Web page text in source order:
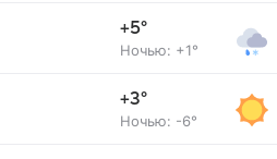
+5°
Ночью: +1°
+3°
Ночью: -6°